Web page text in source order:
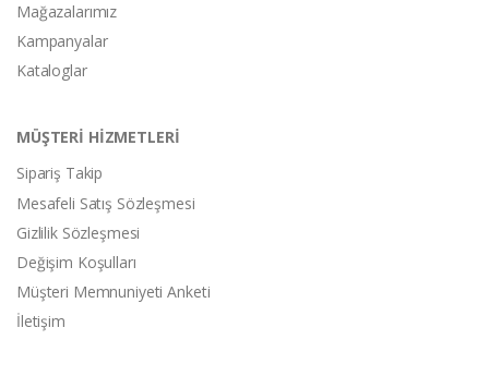
Mağazalarımız
Kampanyalar
Kataloglar
MÜŞTERİ HİZMETLERİ
Sipariş Takip
Mesafeli Satış Sözleşmesi
Gizlilik Sözleşmesi
Değişim Koşulları
Müşteri Memnuniyeti Anketi
İletişim